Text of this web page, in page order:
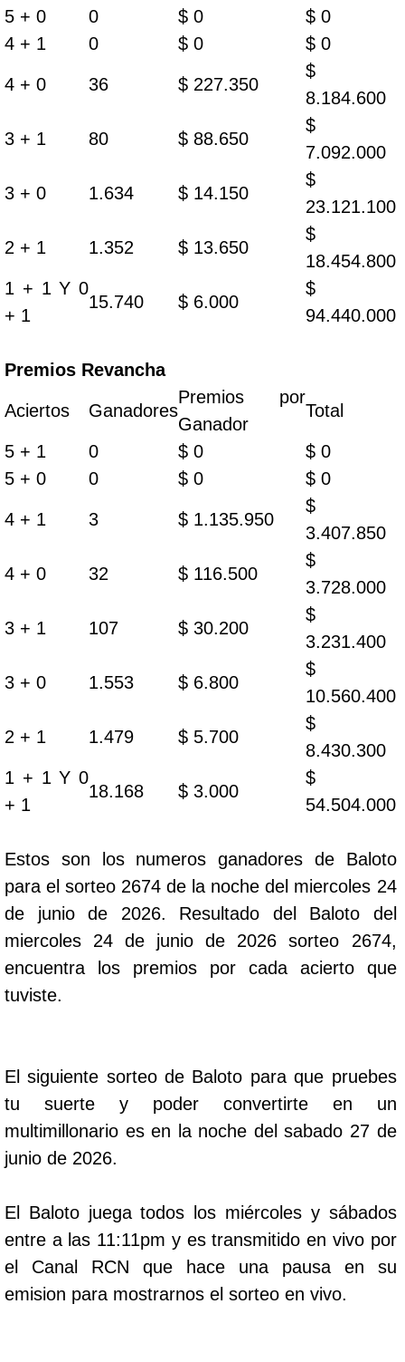
5 + 0
0 $ 0
$ 0
4 + 1
0 $ 0 $ 0
4 + 0 36 $ 227.350
$
8.184.600
3 + 1 80 $ 88.650
$
7.092.000
3 + 0 1.634 $ 14.150
$
23.121.100
2 + 1 1.352 $ 13.650
$
18.454.800
1 + 1 Y 0
+ 1
15.740 $ 6.000
$
94.440.000
Premios Revancha
Aciertos Ganadores
Premios por
Ganador
Total
5 + 1 0 $ 0
$ 0
5 + 0
0 $ 0 $ 0
4 + 1 3 $ 1.135.950
$
3.407.850
4 + 0 32 $ 116.500
$
3.728.000
3 + 1 107 $ 30.200
$
3.231.400
3 + 0 1.553 $ 6.800
$
10.560.400
2 + 1 1.479 $ 5.700
$
8.430.300
1 + 1 Y 0
+ 1
18.168 $ 3.000
$
54.504.000
Estos son los numeros ganadores de Baloto
para el sorteo 2674 de la noche del miercoles 24
de junio de 2026. Resultado del Baloto del
miercoles 24 de junio de 2026 sorteo 2674,
encuentra los premios por cada acierto que
tuviste.
El siguiente sorteo de Baloto para que pruebes
tu suerte y poder convertirte en un
multimillonario es en la noche del sabado 27 de
junio de 2026.
El Baloto juega todos los miércoles y sábados
entre a las 11:11pm y es transmitido en vivo por
el Canal RCN que hace una pausa en su
emision para mostrarnos el sorteo en vivo.